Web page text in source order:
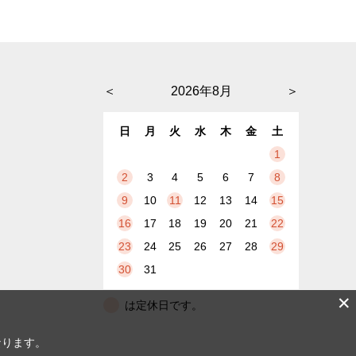
＜ ＞
2026年8月
日 月 火 水 木 金
土
1
2
3 4 5 6 7
8
9
10 11 12 13 14
15
16
17 18 19 20 21
22
23
24 25 26 27 28
29
30
31
は定休日です。 ✕
ます。